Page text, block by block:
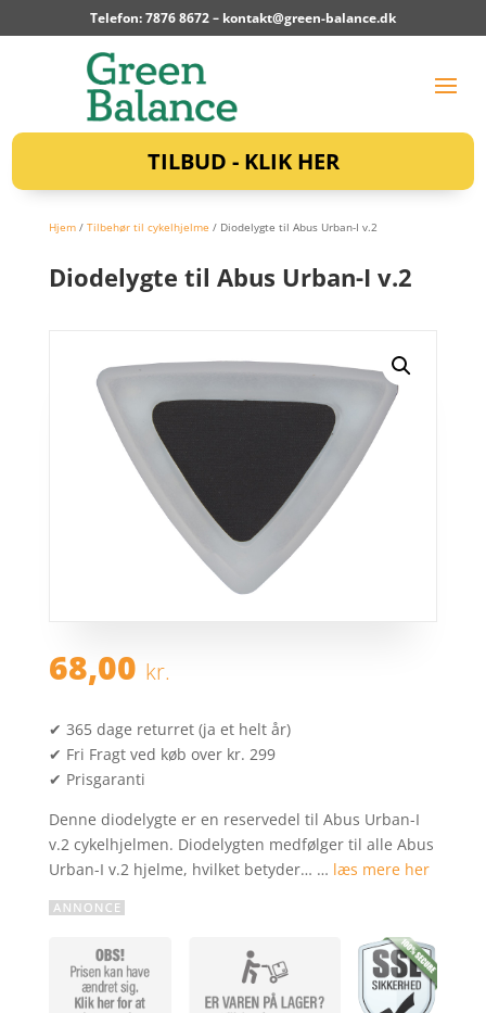
Telefon: 7876 8672 – kontakt@green-balance.dk
TILBUD - KLIK HER
Hjem/ Tilbehør til cykelhjelme / Diodelygte til Abus Urban-I v.2
Diodelygte til Abus Urban-I v.2
68,00 kr.
✔ 365 dage returret (ja et helt år)
✔ Fri Fragt ved køb over kr. 299
✔ Prisgaranti
Denne diodelygte er en reservedel til Abus Urban-I
v.2 cykelhjelmen. Diodelygten medfølger til alle Abus
Urban-I v.2 hjelme, hvilket betyder… … læs mere her